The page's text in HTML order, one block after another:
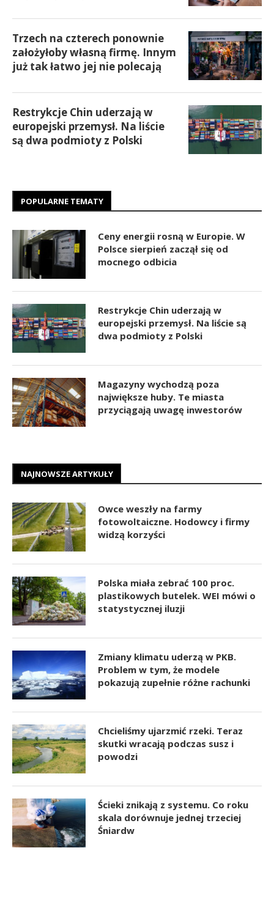
Trzech na czterech ponownie
założyłoby własną firmę. Innym
już tak łatwo jej nie polecają
Restrykcje Chin uderzają w
europejski przemysł. Na liście
są dwa podmioty z Polski
POPULARNE TEMATY
Ceny energii rosną w Europie. W
Polsce sierpień zaczął się od
mocnego odbicia
Restrykcje Chin uderzają w
europejski przemysł. Na liście są
dwa podmioty z Polski
Magazyny wychodzą poza
największe huby. Te miasta
przyciągają uwagę inwestorów
NAJNOWSZE ARTYKUŁY
Owce weszły na farmy
fotowoltaiczne. Hodowcy i firmy
widzą korzyści
Polska miała zebrać 100 proc.
plastikowych butelek. WEI mówi o
statystycznej iluzji
Zmiany klimatu uderzą w PKB.
Problem w tym, że modele
pokazują zupełnie różne rachunki
Chcieliśmy ujarzmić rzeki. Teraz
skutki wracają podczas susz i
powodzi
Ścieki znikają z systemu. Co roku
skala dorównuje jednej trzeciej
Śniardw